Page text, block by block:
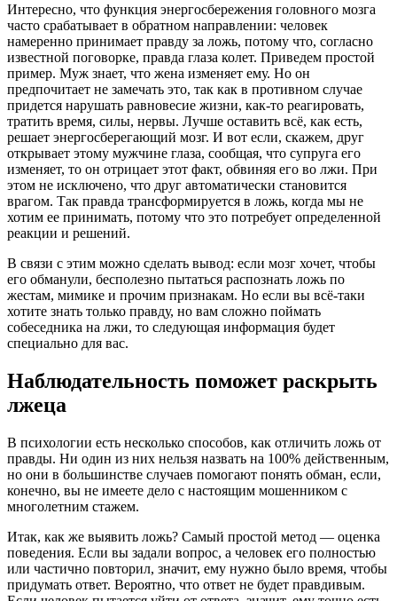
Интересно, что функция энергосбережения головного мозга
часто срабатывает в обратном направлении: человек
намеренно принимает правду за ложь, потому что, согласно
известной поговорке, правда глаза колет. Приведем простой
пример. Муж знает, что жена изменяет ему. Но он
предпочитает не замечать это, так как в противном случае
придется нарушать равновесие жизни, как-то реагировать,
тратить время, силы, нервы. Лучше оставить всё, как есть,
решает энергосберегающий мозг. И вот если, скажем, друг
открывает этому мужчине глаза, сообщая, что супруга его
изменяет, то он отрицает этот факт, обвиняя его во лжи. При
этом не исключено, что друг автоматически становится
врагом. Так правда трансформируется в ложь, когда мы не
хотим ее принимать, потому что это потребует определенной
реакции и решений.
В связи с этим можно сделать вывод: если мозг хочет, чтобы
его обманули, бесполезно пытаться распознать ложь по
жестам, мимике и прочим признакам. Но если вы всё-таки
хотите знать только правду, но вам сложно поймать
собеседника на лжи, то следующая информация будет
специально для вас.
Наблюдательность поможет раскрыть
лжеца
В психологии есть несколько способов, как отличить ложь от
правды. Ни один из них нельзя назвать на 100% действенным,
но они в большинстве случаев помогают понять обман, если,
конечно, вы не имеете дело с настоящим мошенником с
многолетним стажем.
Итак, как же выявить ложь? Самый простой метод — оценка
поведения. Если вы задали вопрос, а человек его полностью
или частично повторил, значит, ему нужно было время, чтобы
придумать ответ. Вероятно, что ответ не будет правдивым.